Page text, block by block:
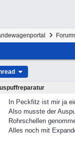
In Peckfitz ist mir ja
Also musste der
Rohrschellen
Alles noch mit